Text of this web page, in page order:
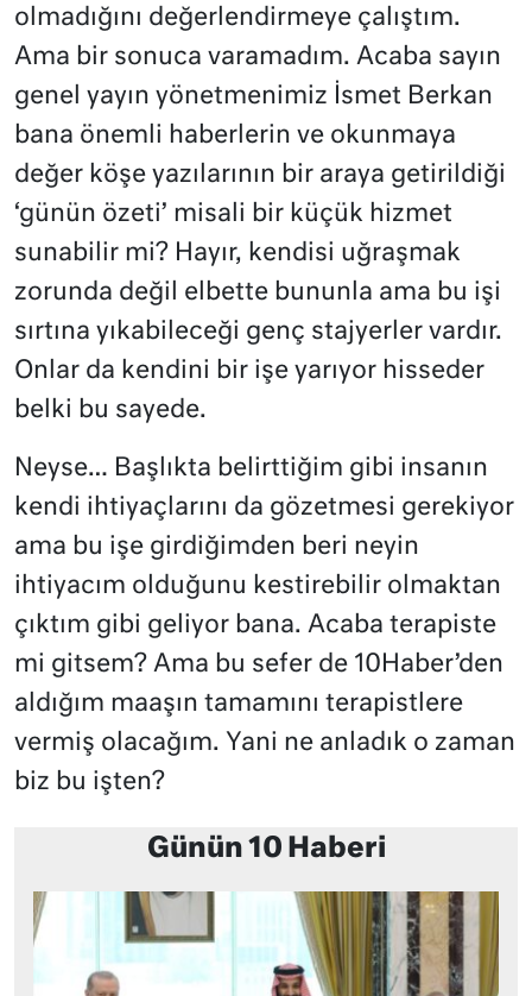
olmadığını değerlendirmeye çalıştım.
Ama bir sonuca varamadım. Acaba sayın
genel yayın yönetmenimiz İsmet Berkan
bana önemli haberlerin ve okunmaya
değer köşe yazılarının bir araya getirildiği
‘günün özeti’ misali bir küçük hizmet
sunabilir mi? Hayır, kendisi uğraşmak
zorunda değil elbette bununla ama bu işi
sırtına yıkabileceği genç stajyerler vardır.
Onlar da kendini bir işe yarıyor hisseder
belki bu sayede.
Neyse… Başlıkta belirttiğim gibi insanın
kendi ihtiyaçlarını da gözetmesi gerekiyor
ama bu işe girdiğimden beri neyin
ihtiyacım olduğunu kestirebilir olmaktan
çıktım gibi geliyor bana. Acaba terapiste
mi gitsem? Ama bu sefer de 10Haber’den
aldığım maaşın tamamını terapistlere
vermiş olacağım. Yani ne anladık o zaman
biz bu işten?
Günün 10 Haberi